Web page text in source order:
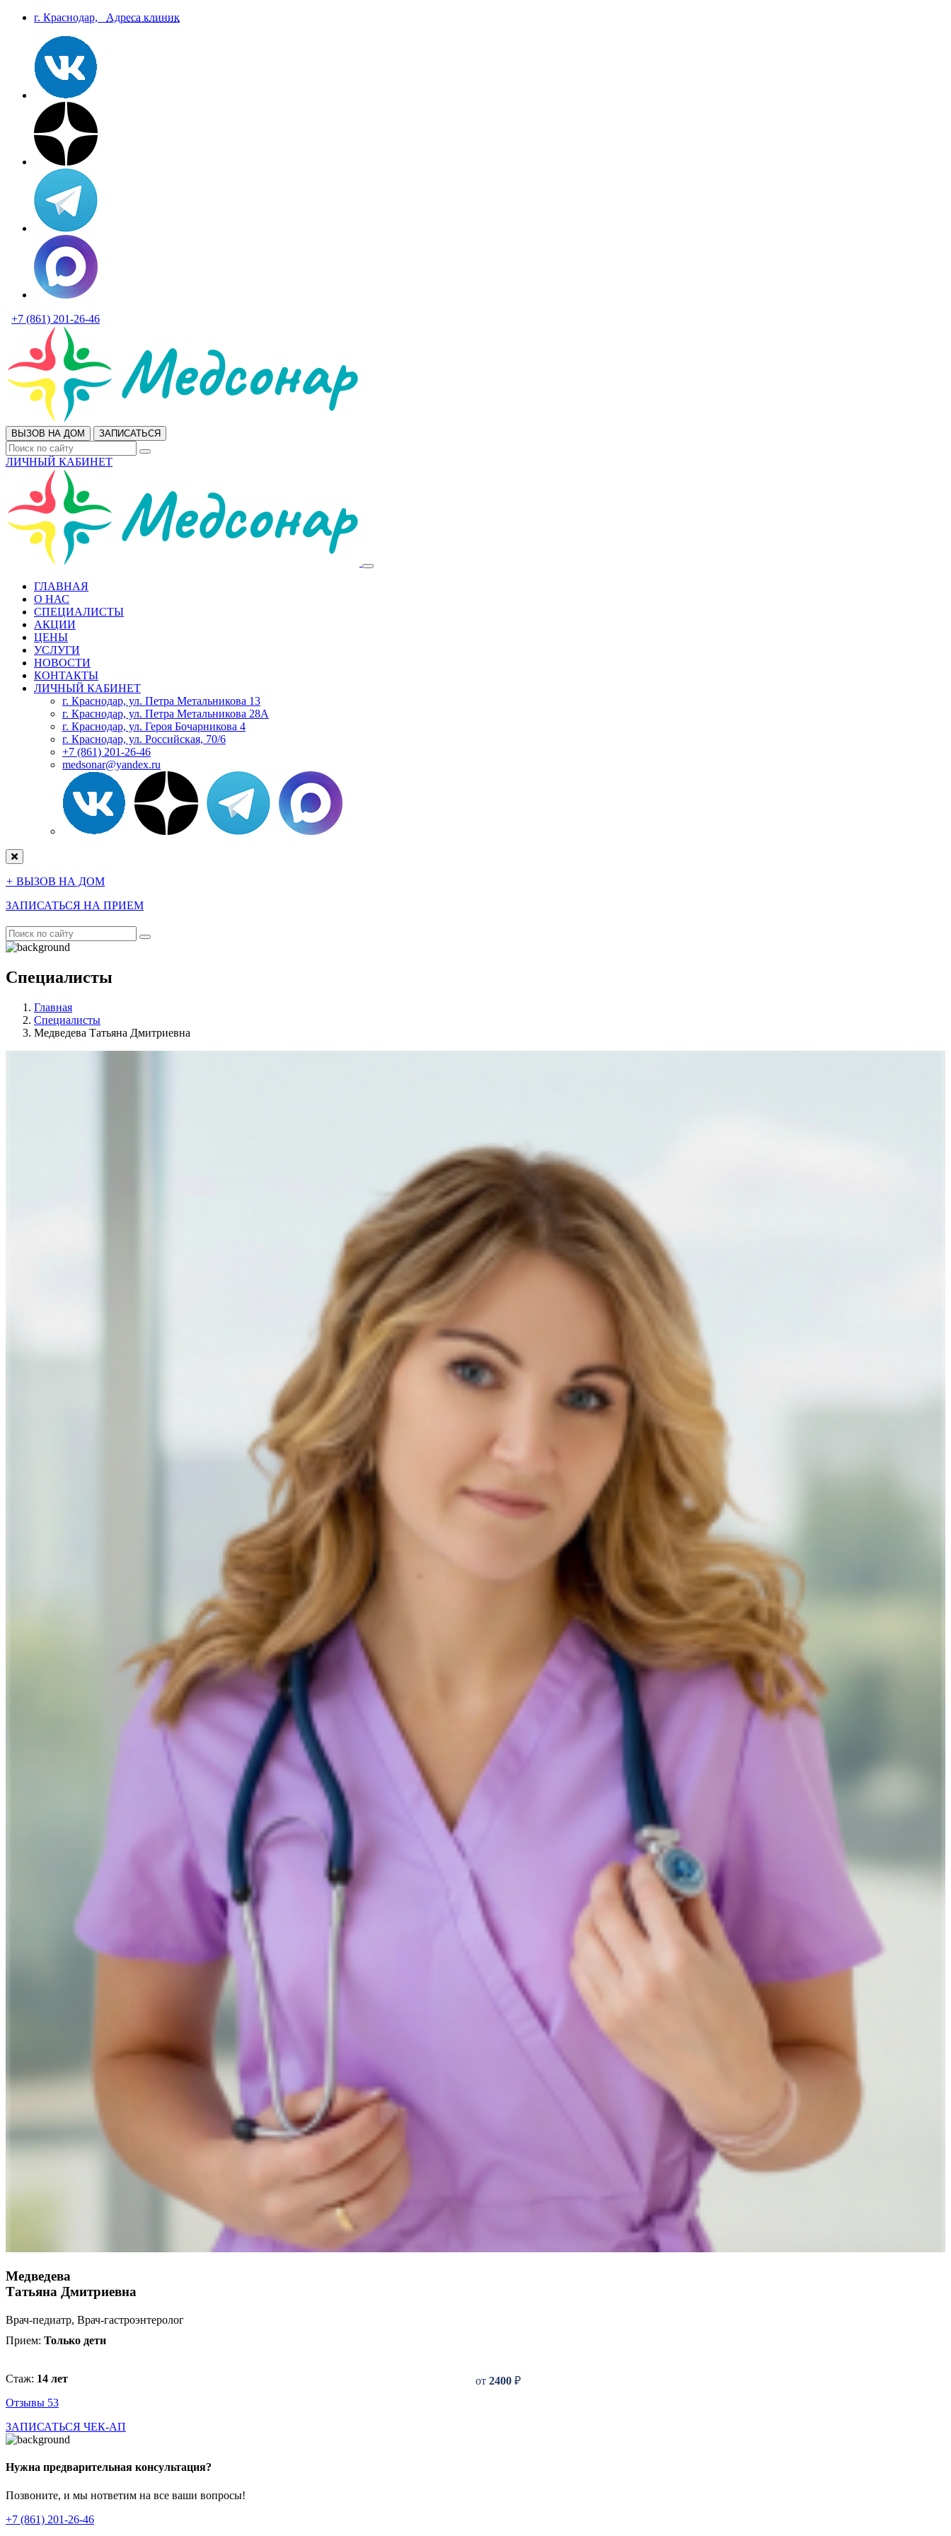
г. Краснодар, Aдреса клиник
+7 (861) 201-26-46
ВЫЗОВ НА ДОМ ЗАПИСАТЬСЯ
ЛИЧНЫЙ КАБИНЕТ
ГЛАВНАЯ
О НАС
СПЕЦИАЛИСТЫ
АКЦИИ
ЦЕНЫ
УСЛУГИ
НОВОСТИ
КОНТАКТЫ
ЛИЧНЫЙ КАБИНЕТ
г. Краснодар, ул. Петра Метальникова 13
г. Краснодар, ул. Петра Метальникова 28А
г. Краснодар, ул. Героя Бочарникова 4
г. Краснодар, ул. Российская, 70/6
+7 (861) 201-26-46
medsonar@yandex.ru
+ ВЫЗОВ НА ДОМ
ЗАПИСАТЬСЯ НА ПРИЕМ
Специалисты
Главная
Специалисты
Медведева Татьяна Дмитриевна
Медведева
Татьяна Дмитриевна
Врач-педиатр, Врач-гастроэнтеролог
Прием: Только дети
Стаж: 14 лет
Отзывы 53
от 2400 ₽
ЗАПИСАТЬСЯ ЧЕК-АП
Нужна предварительная консультация?
Позвоните, и мы нответим на все ваши вопросы!
+7 (861) 201-26-46